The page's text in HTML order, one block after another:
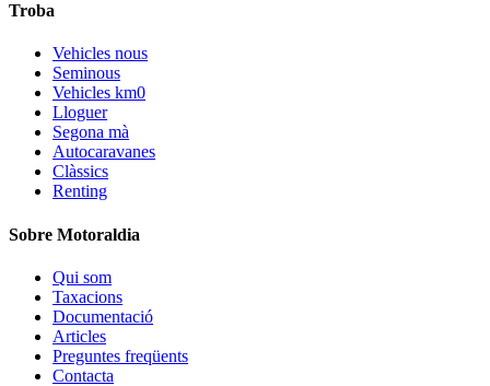
Troba
Vehicles nous
Seminous
Vehicles km0
Lloguer
Segona mà
Autocaravanes
Clàssics
Renting
Sobre Motoraldia
Qui som
Taxacions
Documentació
Articles
Preguntes freqüents
Contacta